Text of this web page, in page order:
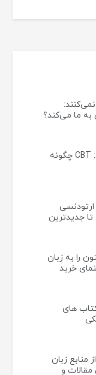
از افکار منفی تا حال بد: CBT چگونه
پروفیت (ویرایش 2013 تا جدیدترین
را به زبان
خرید
کتاب های
منابع زبان
و